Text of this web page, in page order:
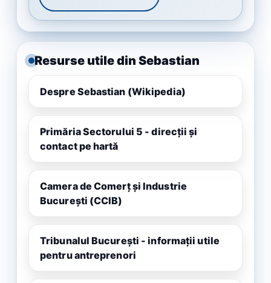
Resurse utile din Sebastian
Despre Sebastian (Wikipedia)
Primăria Sectorului 5 - direcții și
contact pe hartă
Camera de Comerț și Industrie
București (CCIB)
Tribunalul București - informații utile
pentru antreprenori